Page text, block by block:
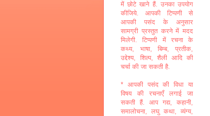
में छोटे खाने हैं. उनका उपयोग
कीजिये. आपकी टिप्पणी से
आपकी पसंद के अनुसार
सामग्री प्रस्तुत करने में मदद
मिलेगी. टिप्पणी में रचना के
कथ्य, भाषा, बिम्ब, प्रतीक,
उद्देश्य, शिल्प, शैली आदि की
चर्चा की जा सकती है.
* आपकी पसंद की विधा या
विषय की रचनाएँ लगाई जा
सकती हैं. आप गद्य, कहानी,
समालोचना, लघु कथा, व्यंग्य,